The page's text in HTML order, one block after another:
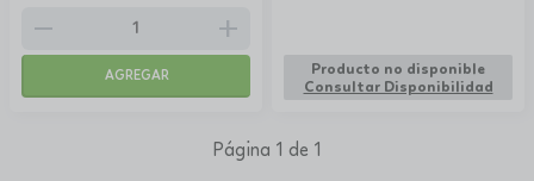
remove add
AGREGAR
Producto no disponible
Consultar Disponibilidad
Página 1 de 1